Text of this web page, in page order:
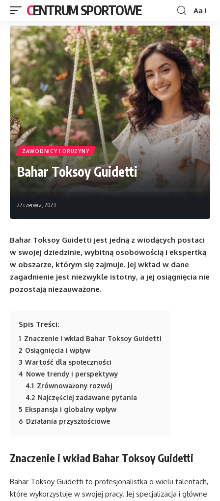
CENTRUM SPORTOWE Aa
ZAWODNICY I DRUZYNY
Bahar Toksoy Guidetti
27 czerwca, 2023
Bahar Toksoy Guidetti jest jedną z wiodących postaci
w swojej dziedzinie, wybitną osobowością i ekspertką
w obszarze, którym się zajmuje. Jej wkład w dane
zagadnienie jest niezwykle istotny, a jej osiągnięcia nie
pozostają niezauważone.
Spis Treści:
1 Znaczenie i wkład Bahar Toksoy Guidetti
2 Osiągnięcia i wpływ
3 Wartość dla społeczności
4 Nowe trendy i perspektywy
4.1 Zrównoważony rozwój
4.2 Najczęściej zadawane pytania
5 Ekspansja i globalny wpływ
6 Działania przyszłościowe
Znaczenie i wkład Bahar Toksoy Guidetti
Bahar Toksoy Guidetti to profesjonalistka o wielu talentach,
które wykorzystuje w swojej pracy. Jej specjalizacja i główne